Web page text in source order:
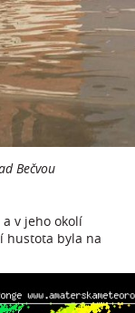
Bečvou
v jeho okolí
hustota byla na